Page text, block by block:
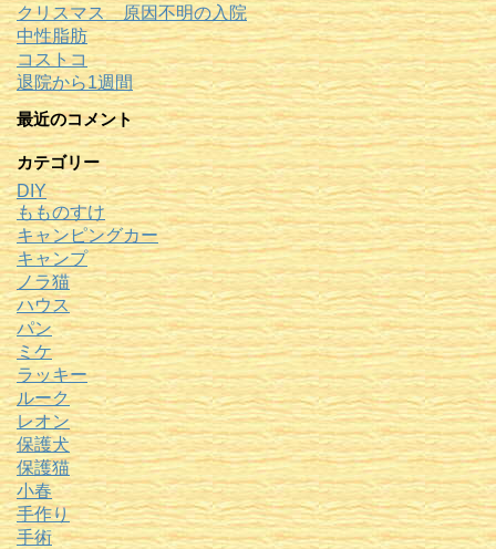
クリスマス 原因不明の入院
中性脂肪
コストコ
退院から1週間
最近のコメント
カテゴリー
DIY
もものすけ
キャンピングカー
キャンプ
ノラ猫
ハウス
パン
ミケ
ラッキー
ルーク
レオン
保護犬
保護猫
小春
手作り
手術